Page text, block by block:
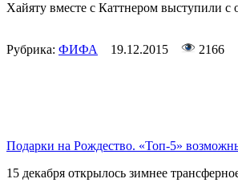
Хайяту вместе с Каттнером выступили
Рубрика: ФИФА 19.12.2015 2166
Подарки на Рождество. «Топ-5»
15 декабря открылось зимнее